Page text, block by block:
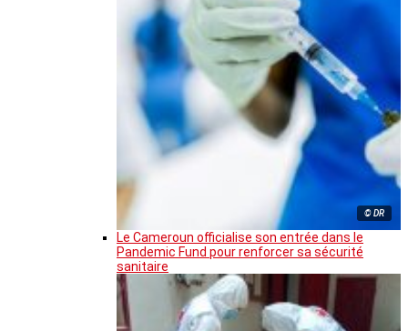
© DR
Le Cameroun officialise son entrée dans le
Pandemic Fund pour renforcer sa sécurité
sanitaire